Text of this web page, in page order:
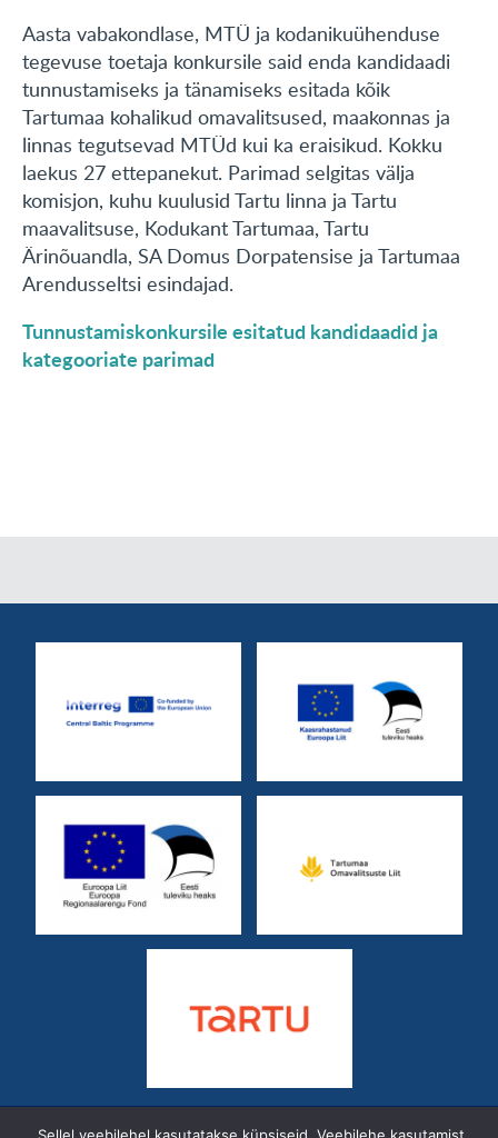
Aasta vabakondlase, MTÜ ja kodanikuühenduse
tegevuse toetaja konkursile said enda kandidaadi
tunnustamiseks ja tänamiseks esitada kõik
Tartumaa kohalikud omavalitsused, maakonnas ja
linnas tegutsevad MTÜd kui ka eraisikud. Kokku
laekus 27 ettepanekut. Parimad selgitas välja
komisjon, kuhu kuulusid Tartu linna ja Tartu
maavalitsuse, Kodukant Tartumaa, Tartu
Ärinõuandla, SA Domus Dorpatensise ja Tartumaa
Arendusseltsi esindajad.
Tunnustamiskonkursile esitatud kandidaadid ja
kategooriate parimad